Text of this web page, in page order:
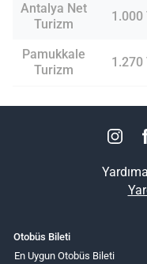
Antalya Net
Turizm
1.000
Pamukkale
Turizm
1.270
Otobüs Bileti
En Uygun Otobüs Bileti